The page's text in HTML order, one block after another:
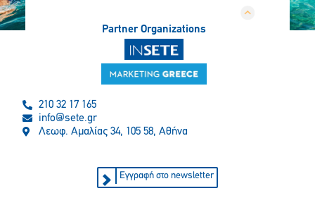
Partner Organizations
210 32 17 165
info@sete.gr
Λεωφ. Αμαλίας 34, 105 58, Αθήνα
Εγγραφή στο newsletter